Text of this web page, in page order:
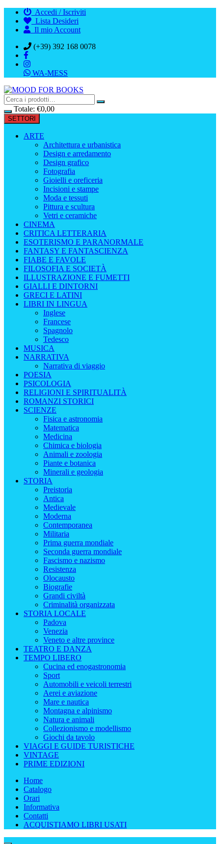
contenuto
Accedi / Iscriviti
Lista Desideri
Il mio Account
(+39) 392 168 0078
WA-MESS
Totale: €0,00
SETTORI
ARTE
Architettura e urbanistica
Design e arredamento
Design grafico
Fotografia
Gioielli e oreficeria
Incisioni e stampe
Moda e tessuti
Pittura e scultura
Vetri e ceramiche
CINEMA
CRITICA LETTERARIA
ESOTERISMO E PARANORMALE
FANTASY E FANTASCIENZA
FIABE E FAVOLE
FILOSOFIA E SOCIETÀ
ILLUSTRAZIONE E FUMETTI
GIALLI E DINTORNI
GRECI E LATINI
LIBRI IN LINGUA
Inglese
Francese
Spagnolo
Tedesco
MUSICA
NARRATIVA
Narrativa di viaggio
POESIA
PSICOLOGIA
RELIGIONI E SPIRITUALITÀ
ROMANZI STORICI
SCIENZE
Fisica e astronomia
Matematica
Medicina
Chimica e biologia
Animali e zoologia
Piante e botanica
Minerali e geologia
STORIA
Preistoria
Antica
Medievale
Moderna
Contemporanea
Militaria
Prima guerra mondiale
Seconda guerra mondiale
Fascismo e nazismo
Resistenza
Olocausto
Biografie
Grandi civiltà
Criminalità organizzata
STORIA LOCALE
Padova
Venezia
Veneto e altre province
TEATRO E DANZA
TEMPO LIBERO
Cucina ed enogastronomia
Sport
Automobili e veicoli terrestri
Aerei e aviazione
Mare e nautica
Montagna e alpinismo
Natura e animali
Collezionismo e modellismo
Giochi da tavolo
VIAGGI E GUIDE TURISTICHE
VINTAGE
PRIME EDIZIONI
Home
Catalogo
Orari
Informativa
Contatti
ACQUISTIAMO LIBRI USATI